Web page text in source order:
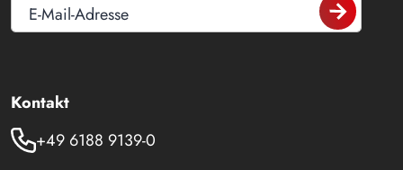
E-Mail-Adresse
Kontakt
+49 6188 9139-0